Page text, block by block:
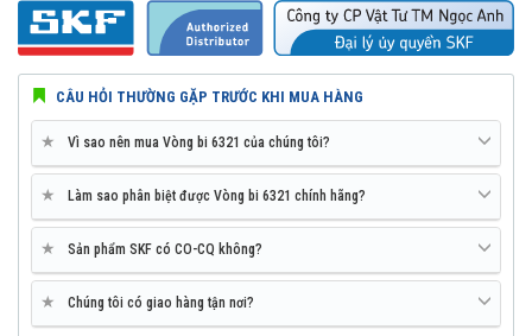
CÂU HỎI THƯỜNG GẶP TRƯỚC KHI MUA HÀNG
★ Vì sao nên mua Vòng bi 6321 của chúng tôi?
★ Làm sao phân biệt được Vòng bi 6321 chính hãng?
★ Sản phẩm SKF có CO-CQ không?
★ Chúng tôi có giao hàng tận nơi?